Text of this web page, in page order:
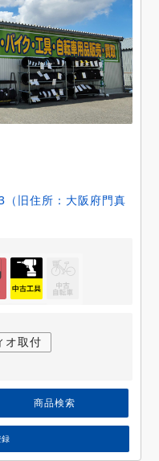
旧住所：大阪府門真
オ取付
商品検索
録